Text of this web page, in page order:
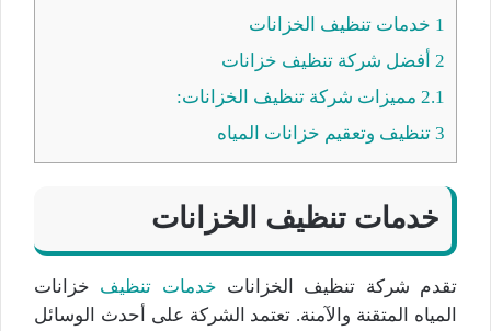
1 خدمات تنظيف الخزانات
2 أفضل شركة تنظيف خزانات
2.1 مميزات شركة تنظيف الخزانات:
3 تنظيف وتعقيم خزانات المياه
خدمات تنظيف الخزانات
تقدم شركة تنظيف الخزانات خدمات تنظيف خزانات
المياه المتقنة والآمنة. تعتمد الشركة على أحدث الوسائل